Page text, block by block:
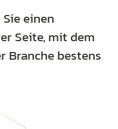
Sie einen
Seite, mit dem
Branche bestens